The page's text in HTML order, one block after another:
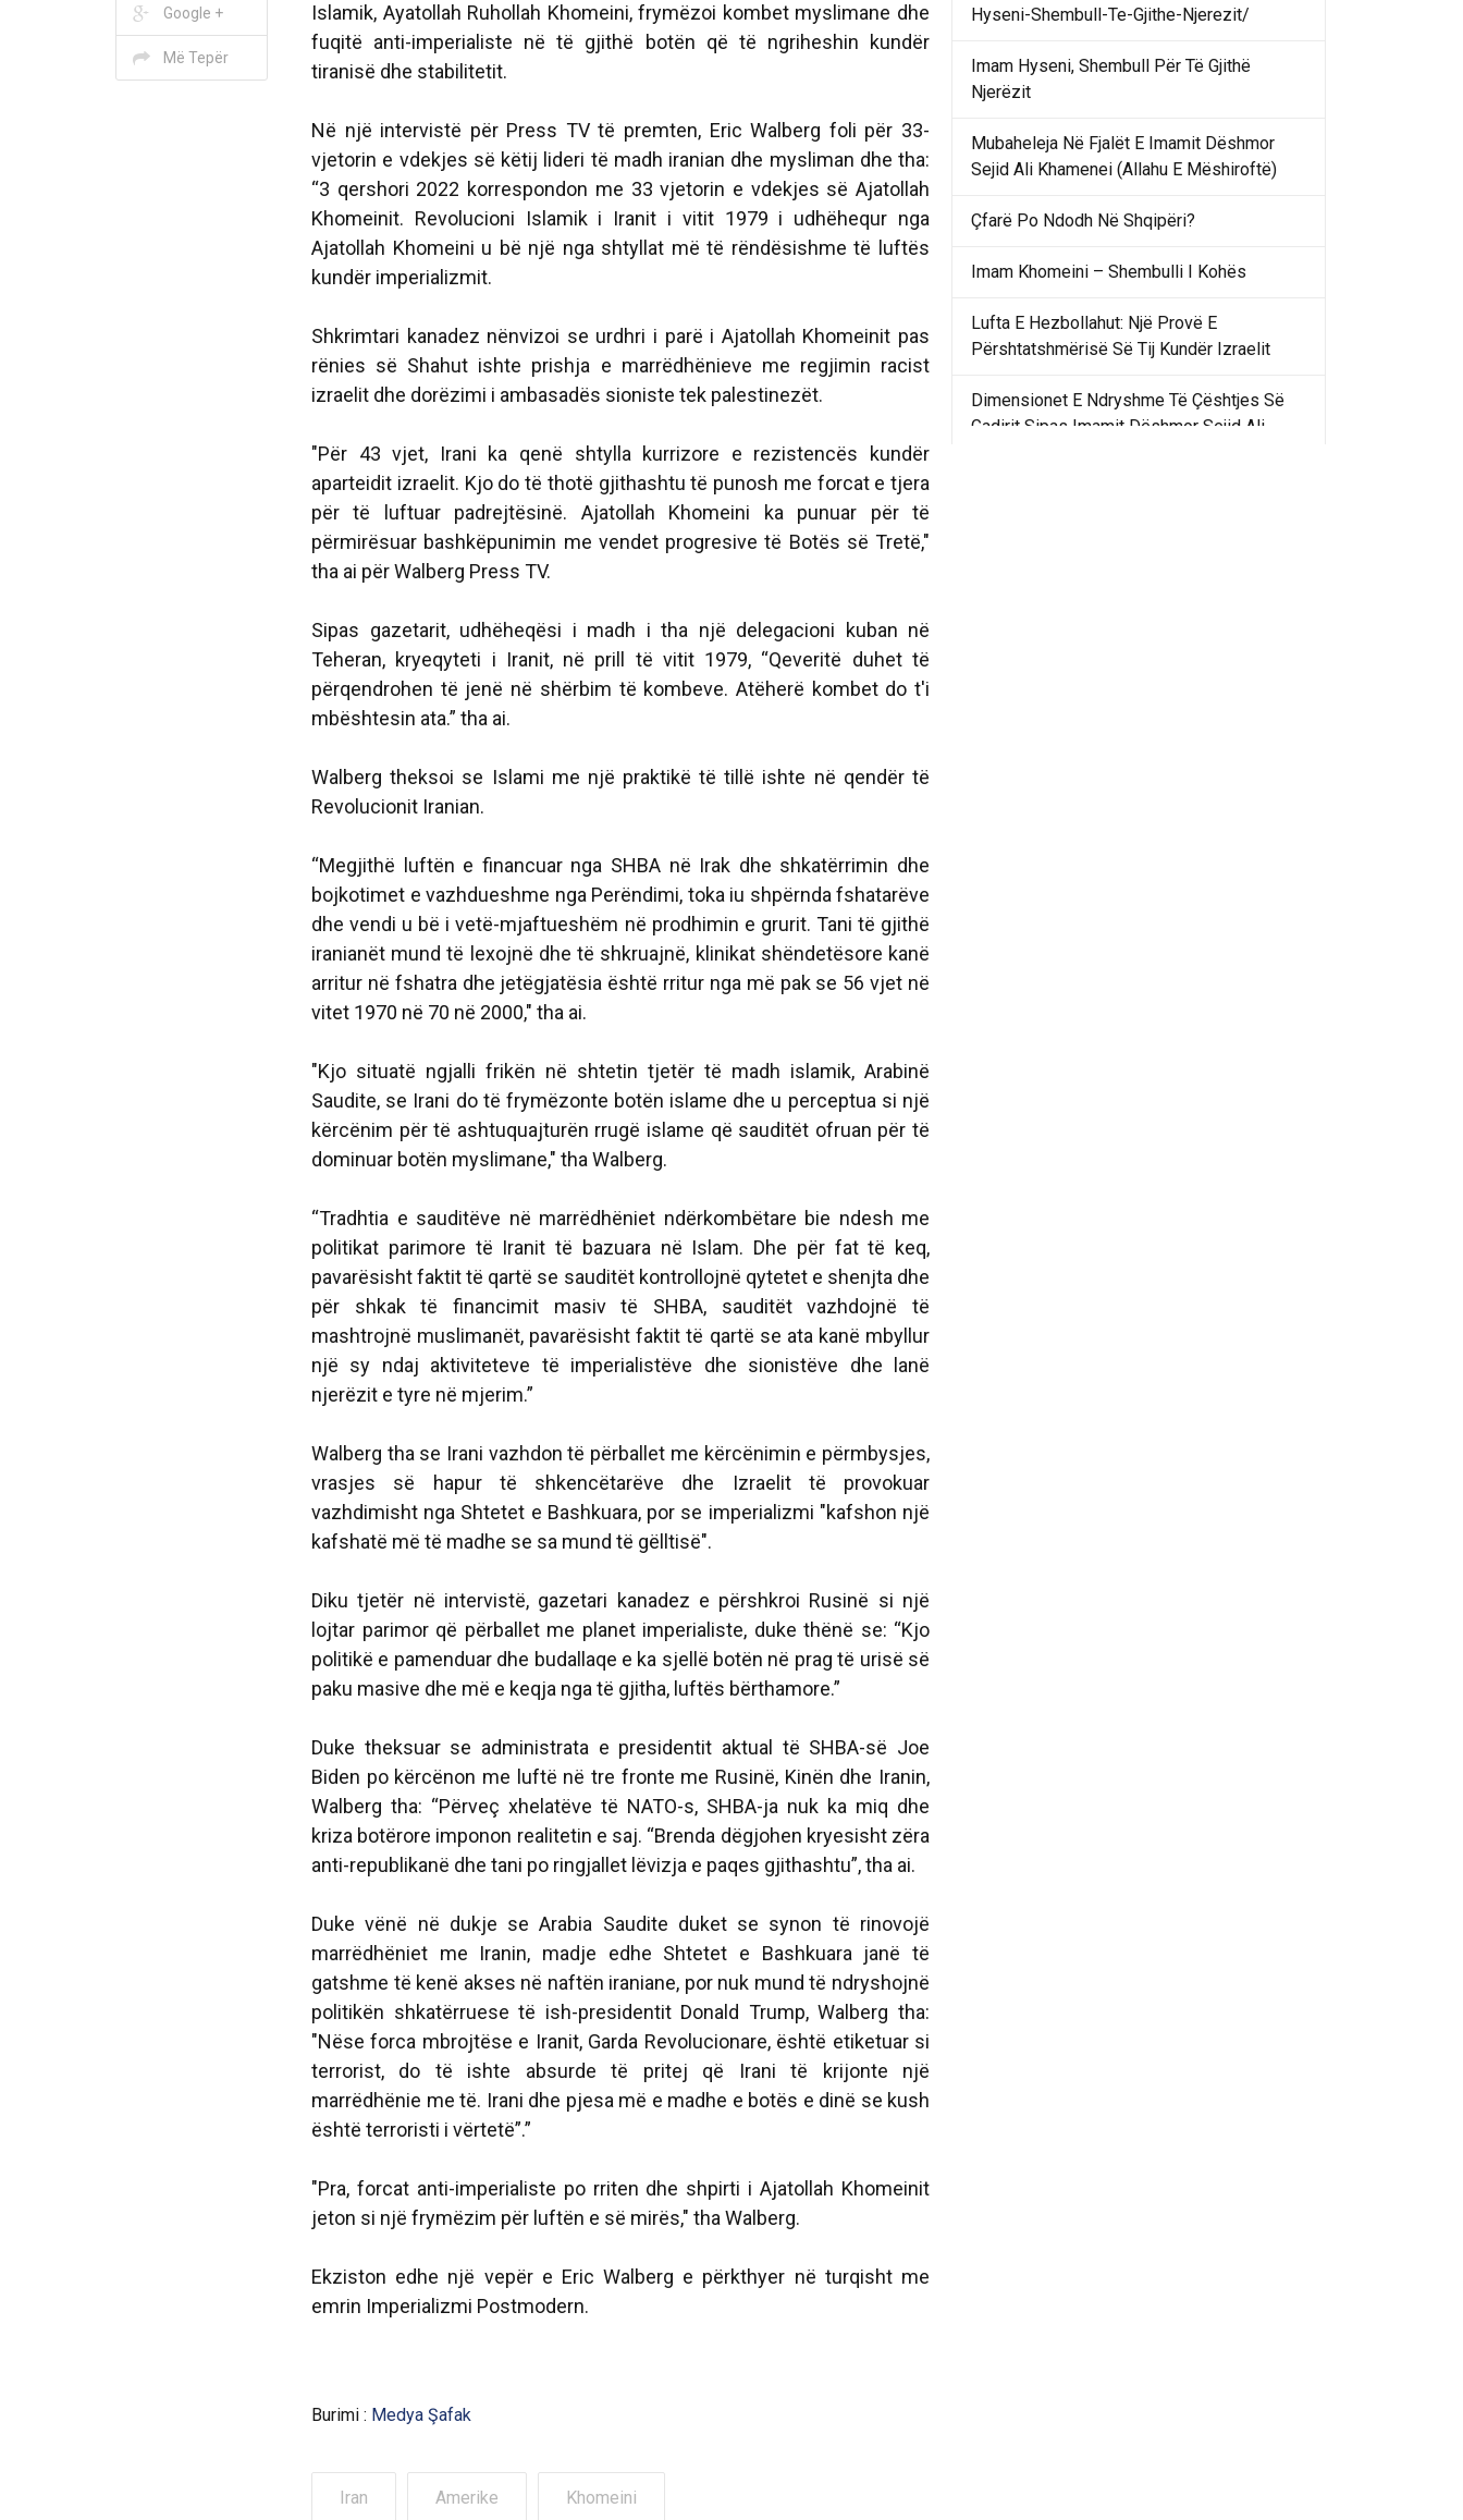
Google +
Më Tepër
Islamik, Ayatollah Ruhollah Khomeini, frymëzoi kombet myslimane dhe
fuqitë anti-imperialiste në të gjithë botën që të ngriheshin kundër
tiranisë dhe stabilitetit.
Në një intervistë për Press TV të premten, Eric Walberg foli për 33-
vjetorin e vdekjes së këtij lideri të madh iranian dhe mysliman dhe tha:
“3 qershori 2022 korrespondon me 33 vjetorin e vdekjes së Ajatollah
Khomeinit. Revolucioni Islamik i Iranit i vitit 1979 i udhëhequr nga
Ajatollah Khomeini u bë një nga shtyllat më të rëndësishme të luftës
kundër imperializmit.
Shkrimtari kanadez nënvizoi se urdhri i parë i Ajatollah Khomeinit pas
rënies së Shahut ishte prishja e marrëdhënieve me regjimin racist
izraelit dhe dorëzimi i ambasadës sioniste tek palestinezët.
"Për 43 vjet, Irani ka qenë shtylla kurrizore e rezistencës kundër
aparteidit izraelit. Kjo do të thotë gjithashtu të punosh me forcat e tjera
për të luftuar padrejtësinë. Ajatollah Khomeini ka punuar për të
përmirësuar bashkëpunimin me vendet progresive të Botës së Tretë,"
tha ai për Walberg Press TV.
Sipas gazetarit, udhëheqësi i madh i tha një delegacioni kuban në
Teheran, kryeqyteti i Iranit, në prill të vitit 1979, “Qeveritë duhet të
përqendrohen të jenë në shërbim të kombeve. Atëherë kombet do t'i
mbështesin ata.” tha ai.
Walberg theksoi se Islami me një praktikë të tillë ishte në qendër të
Revolucionit Iranian.
“Megjithë luftën e financuar nga SHBA në Irak dhe shkatërrimin dhe
bojkotimet e vazhdueshme nga Perëndimi, toka iu shpërnda fshatarëve
dhe vendi u bë i vetë-mjaftueshëm në prodhimin e grurit. Tani të gjithë
iranianët mund të lexojnë dhe të shkruajnë, klinikat shëndetësore kanë
arritur në fshatra dhe jetëgjatësia është rritur nga më pak se 56 vjet në
vitet 1970 në 70 në 2000," tha ai.
"Kjo situatë ngjalli frikën në shtetin tjetër të madh islamik, Arabinë
Saudite, se Irani do të frymëzonte botën islame dhe u perceptua si një
kërcënim për të ashtuquajturën rrugë islame që sauditët ofruan për të
dominuar botën myslimane," tha Walberg.
“Tradhtia e sauditëve në marrëdhëniet ndërkombëtare bie ndesh me
politikat parimore të Iranit të bazuara në Islam. Dhe për fat të keq,
pavarësisht faktit të qartë se sauditët kontrollojnë qytetet e shenjta dhe
për shkak të financimit masiv të SHBA, sauditët vazhdojnë të
mashtrojnë muslimanët, pavarësisht faktit të qartë se ata kanë mbyllur
një sy ndaj aktiviteteve të imperialistëve dhe sionistëve dhe lanë
njerëzit e tyre në mjerim.”
Walberg tha se Irani vazhdon të përballet me kërcënimin e përmbysjes,
vrasjes së hapur të shkencëtarëve dhe Izraelit të provokuar
vazhdimisht nga Shtetet e Bashkuara, por se imperializmi "kafshon një
kafshatë më të madhe se sa mund të gëlltisë".
Diku tjetër në intervistë, gazetari kanadez e përshkroi Rusinë si një
lojtar parimor që përballet me planet imperialiste, duke thënë se: “Kjo
politikë e pamenduar dhe budallaqe e ka sjellë botën në prag të urisë së
paku masive dhe më e keqja nga të gjitha, luftës bërthamore.”
Duke theksuar se administrata e presidentit aktual të SHBA-së Joe
Biden po kërcënon me luftë në tre fronte me Rusinë, Kinën dhe Iranin,
Walberg tha: “Përveç xhelatëve të NATO-s, SHBA-ja nuk ka miq dhe
kriza botërore imponon realitetin e saj. “Brenda dëgjohen kryesisht zëra
anti-republikanë dhe tani po ringjallet lëvizja e paqes gjithashtu”, tha ai.
Duke vënë në dukje se Arabia Saudite duket se synon të rinovojë
marrëdhëniet me Iranin, madje edhe Shtetet e Bashkuara janë të
gatshme të kenë akses në naftën iraniane, por nuk mund të ndryshojnë
politikën shkatërruese të ish-presidentit Donald Trump, Walberg tha:
"Nëse forca mbrojtëse e Iranit, Garda Revolucionare, është etiketuar si
terrorist, do të ishte absurde të pritej që Irani të krijonte një
marrëdhënie me të. Irani dhe pjesa më e madhe e botës e dinë se kush
është terroristi i vërtetë”.”
"Pra, forcat anti-imperialiste po rriten dhe shpirti i Ajatollah Khomeinit
jeton si një frymëzim për luftën e së mirës," tha Walberg.
Ekziston edhe një vepër e Eric Walberg e përkthyer në turqisht me
emrin Imperializmi Postmodern.
Burimi : Medya Şafak
Iran Amerike Khomeini
Hyseni-Shembull-Te-Gjithe-Njerezit/
Imam Hyseni, Shembull Për Të Gjithë
Njerëzit
Mubaheleja Në Fjalët E Imamit Dëshmor
Sejid Ali Khamenei (Allahu E Mëshiroftë)
Çfarë Po Ndodh Në Shqipëri?
Imam Khomeini – Shembulli I Kohës
Lufta E Hezbollahut: Një Provë E
Përshtatshmërisë Së Tij Kundër Izraelit
Dimensionet E Ndryshme Të Çështjes Së
Gadirit Sipas Imamit Dëshmor Sejid Ali